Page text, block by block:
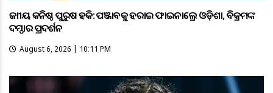
ଜାତୀୟ କନିଷ୍ଠ ପୁରୁଷ ହକି: ପଞ୍ଜାବକୁ ହରାଇ ଫାଇନାଲ୍ରେ ଓଡ଼ିଶା, ବିକ୍ରମଙ୍କ
ଦମ୍ଦାର ପ୍ରଦର୍ଶନ
August 6, 2026 | 10:11 PM